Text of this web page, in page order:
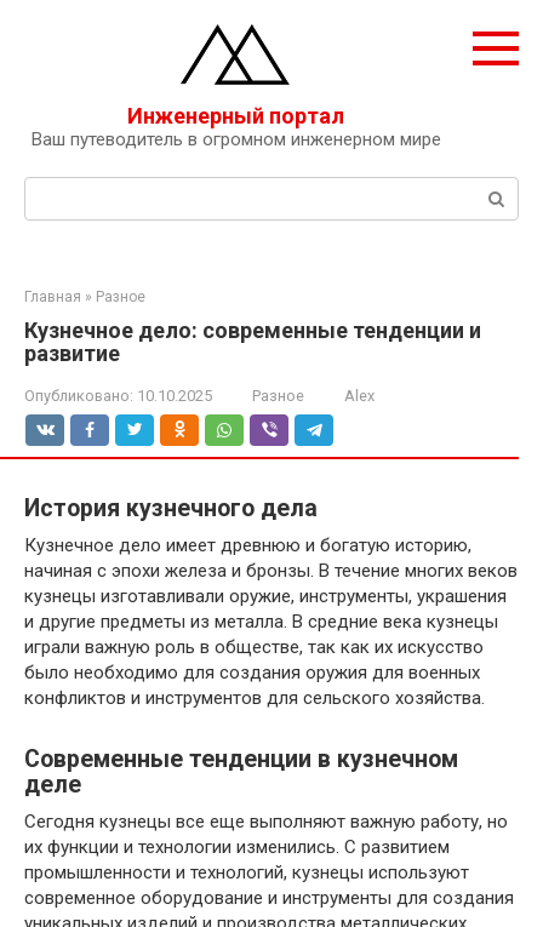
Инженерный портал
Ваш путеводитель в огромном инженерном мире
Поиск:
Главная » Разное
Кузнечное дело: современные тенденции и
развитие
Опубликовано: 10.10.2025 Разное Alex
История кузнечного дела
Кузнечное дело имеет древнюю и богатую историю,
начиная с эпохи железа и бронзы. В течение многих веков
кузнецы изготавливали оружие, инструменты, украшения
и другие предметы из металла. В средние века кузнецы
играли важную роль в обществе, так как их искусство
было необходимо для создания оружия для военных
конфликтов и инструментов для сельского хозяйства.
Современные тенденции в кузнечном
деле
Сегодня кузнецы все еще выполняют важную работу, но
их функции и технологии изменились. С развитием
промышленности и технологий, кузнецы используют
современное оборудование и инструменты для создания